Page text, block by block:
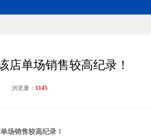
店单场销售较高纪录！
浏览量： 1145
场销售较高纪录！